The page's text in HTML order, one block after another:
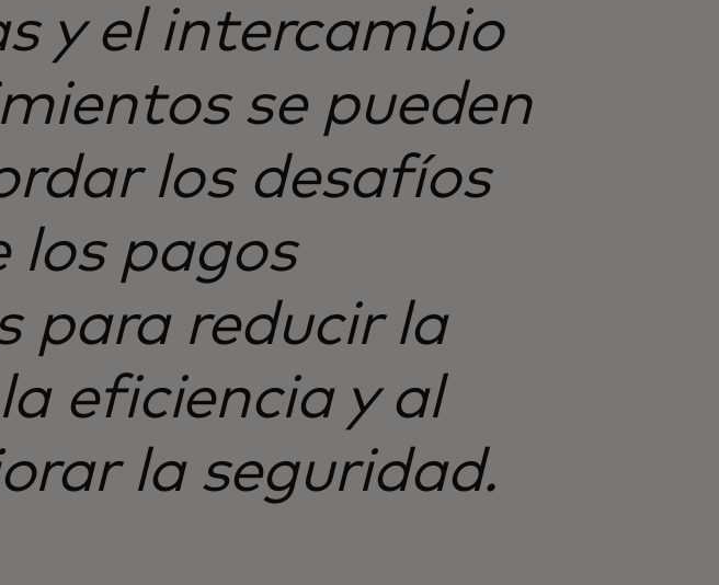
y el intercambio
se pueden
los desafíos
los pagos
para reducir la
eficiencia y al
la seguridad.